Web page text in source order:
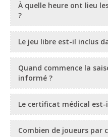
À quelle heure ont lieu
?
Le jeu libre est-il inclus
Quand commence la
informé ?
Le certificat médical
Combien de joueurs par